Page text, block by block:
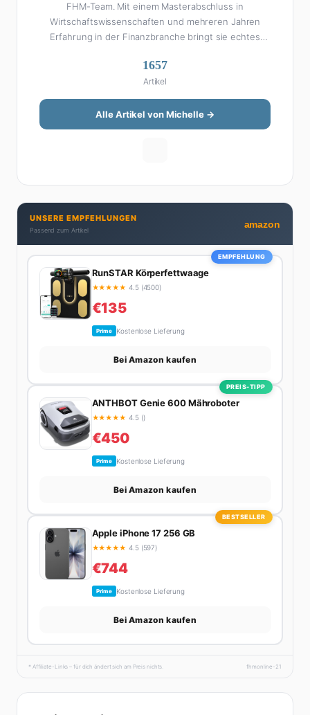
FHM-Team. Mit einem Masterabschluss in
Wirtschaftswissenschaften und mehreren Jahren
Erfahrung in der Finanzbranche bringt sie echtes
Michelle klingt Altersvorsorge nicht wie eine
Steuererklärung. Ihre Stärke liegt darin, komplexe
Finanzthemen so aufzubereiten, dass sie jeder
versteht – ohne Fachchinesisch, dafür mit konkreten
Tipps zum Umsetzen. Von ETF-Strategien über
Privatleben unter einen Hut bekommt. Privat ist sie
bekennende Kaffee-Süchtige (3+ Tassen am Tag,
Minimum), Podcast-Hörerin und verbringt ihre
Wochenenden am liebsten in der Natur oder auf dem
1657
Artikel
Alle Artikel von Michelle →
UNSERE EMPFEHLUNGEN
Passend zum Artikel
amazon
EMPFEHLUNG
RunSTAR Körperfettwaage
★★★★★ 4.5 (4500)
€135
Prime Kostenlose Lieferung
Bei Amazon kaufen
PREIS-TIPP
ANTHBOT Genie 600 Mähroboter
★★★★★ 4.5 ()
€450
Prime Kostenlose Lieferung
Bei Amazon kaufen
BESTSELLER
Apple iPhone 17 256 GB
★★★★★ 4.5 (597)
€744
Prime Kostenlose Lieferung
Bei Amazon kaufen
* Affiliate-Links – für dich ändert sich am Preis nichts. fhmonline-21